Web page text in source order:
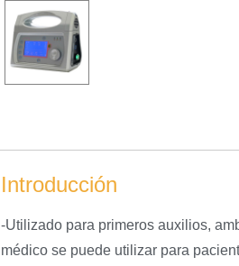
Introducción
-Utilizado para primeros auxilios,
médico se puede utilizar para